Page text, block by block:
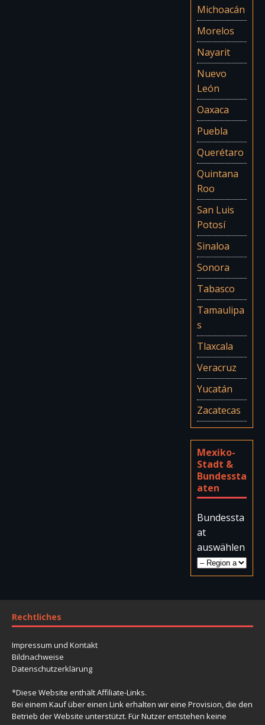
Michoacán
Morelos
Nayarit
Nuevo
León
Oaxaca
Puebla
Querétaro
Quintana
Roo
San Luis
Potosí
Sinaloa
Sonora
Tabasco
Tamaulipa
s
Tlaxcala
Veracruz
Yucatán
Zacatecas
Mexiko-
Stadt &
Bundessta
aten
Bundessta
at
auswählen
Rechtliches
Impressum und Kontakt
Bildnachweise
Datenschutzerklärung
*Diese Website enthält Affiliate-Links.
Bei einem Kauf über einen Link erhalten wir eine Provision, die den
Betrieb der Website unterstützt. Für Nutzer entstehen keine